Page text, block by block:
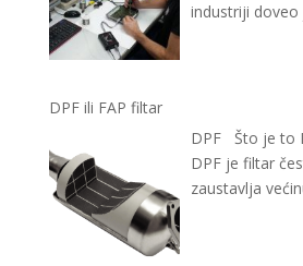
industriji
DPF ili FAP filtar
DPF Što je to
DPF je filtar
zaustavlja